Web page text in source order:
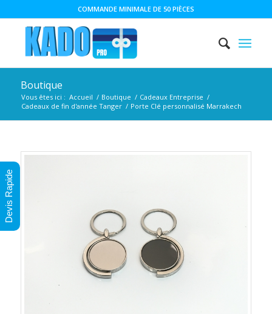
COMMANDE MINIMALE DE 50 PIÈCES
Boutique
Vous êtes ici : Accueil / Boutique / Cadeaux Entreprise /
Cadeaux de fin d'année Tanger / Porte Clé personnalisé Marrakech
Devis Rapide